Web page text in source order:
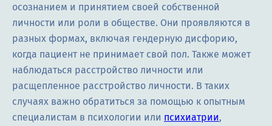
осознанием и принятием своей собственной
личности или роли в обществе. Они проявляются в
разных формах, включая гендерную дисфорию,
когда пациент не принимает свой пол. Также может
наблюдаться расстройство личности или
расщепленное расстройство личности. В таких
случаях важно обратиться за помощью к опытным
специалистам в психологии или психиатрии,